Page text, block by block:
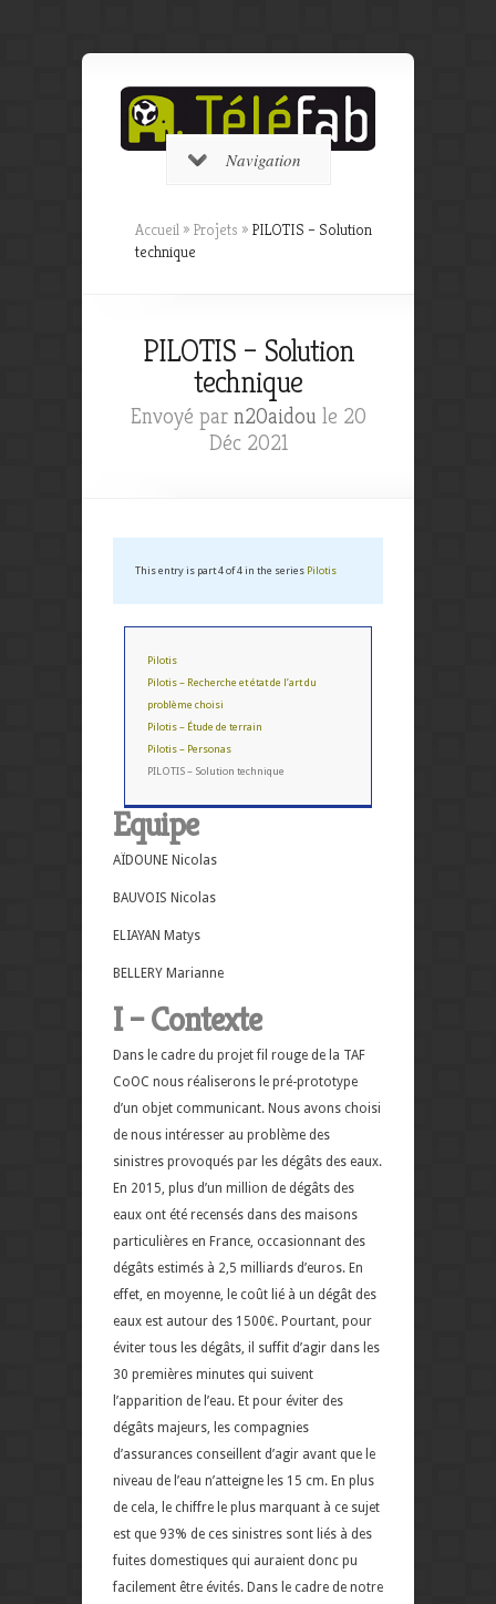
Navigation
Accueil » Projets » PILOTIS – Solution
technique
PILOTIS – Solution
technique
Envoyé par n20aidou le 20
Déc 2021
This entry is part 4 of 4 in the series Pilotis
Pilotis
Pilotis – Recherche et état de l’art du
problème choisi
Pilotis – Étude de terrain
Pilotis – Personas
PILOTIS – Solution technique
Equipe
AÏDOUNE Nicolas
BAUVOIS Nicolas
ELIAYAN Matys
BELLERY Marianne
I – Contexte
Dans le cadre du projet fil rouge de la TAF
CoOC nous réaliserons le pré-prototype
d’un objet communicant. Nous avons choisi
de nous intéresser au problème des
sinistres provoqués par les dégâts des eaux.
En 2015, plus d’un million de dégâts des
eaux ont été recensés dans des maisons
particulières en France, occasionnant des
dégâts estimés à 2,5 milliards d’euros. En
effet, en moyenne, le coût lié à un dégât des
eaux est autour des 1500€. Pourtant, pour
éviter tous les dégâts, il suffit d’agir dans les
30 premières minutes qui suivent
l’apparition de l’eau. Et pour éviter des
dégâts majeurs, les compagnies
d’assurances conseillent d’agir avant que le
niveau de l’eau n’atteigne les 15 cm. En plus
de cela, le chiffre le plus marquant à ce sujet
est que 93% de ces sinistres sont liés à des
fuites domestiques qui auraient donc pu
facilement être évités. Dans le cadre de notre